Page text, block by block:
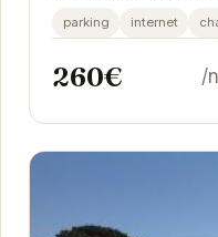
Ses équipements
parking internet
260€ /